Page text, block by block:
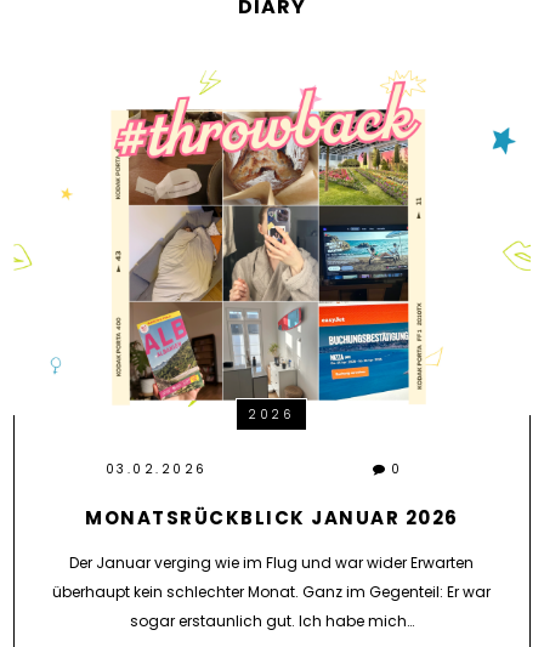
DIARY
2026
03.02.2026 0
MONATSRÜCKBLICK JANUAR 2026
Der Januar verging wie im Flug und war wider Erwarten
überhaupt kein schlechter Monat. Ganz im Gegenteil: Er war
sogar erstaunlich gut. Ich habe mich…